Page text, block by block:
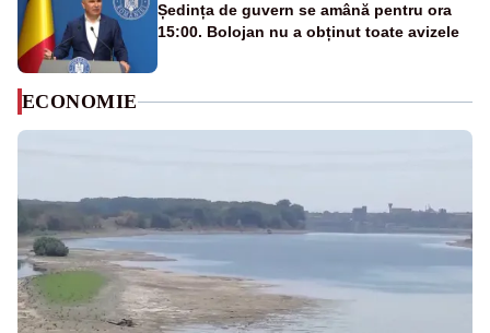
Ședința de guvern se amână pentru ora
15:00. Bolojan nu a obținut toate avizele
ECONOMIE